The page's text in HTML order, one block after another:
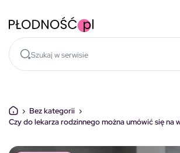
› Bez kategorii ›
Czy do lekarza rodzinnego można umówić się na